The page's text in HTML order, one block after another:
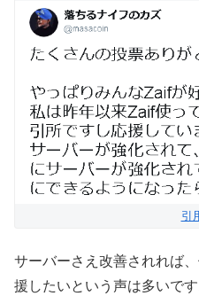
引
サーバーさえ改善されれば
援したいという声は多いです